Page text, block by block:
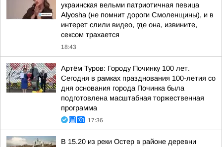
украинская вельми патриотичная певица
Alyosha (не помнит дороги Смоленщины), и в
интерет слили видео, где она, извините,
сексом трахается
18:43
Артём Туров: Городу Починку 100 лет.
Сегодня в рамках празднования 100-летия со
дня основания города Починка была
подготовлена масштабная торжественная
программа
17:36
В 15.20 из реки Остер в районе деревни